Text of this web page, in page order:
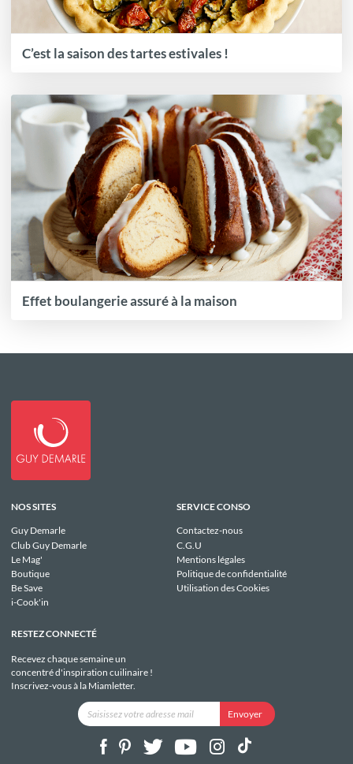
C’est la saison des tartes estivales !
Effet boulangerie assuré à la maison
NOS SITES
Guy Demarle
Club Guy Demarle
Le Mag'
Boutique
Be Save
i-Cook'in
SERVICE CONSO
Contactez-nous
C.G.U
Mentions légales
Politique de confidentialité
Utilisation des Cookies
RESTEZ CONNECTÉ
Recevez chaque semaine un
concentré d'inspiration cuilinaire !
Inscrivez-vous à la Miamletter.